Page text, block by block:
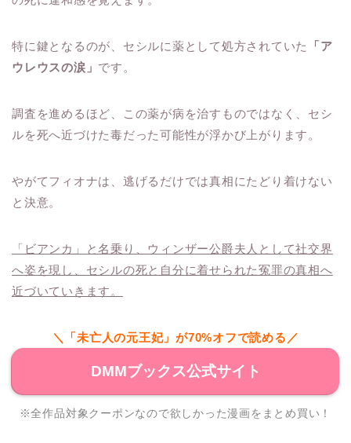
特に鍵となるのが、セシルに薬として処方されていた
「ア
ウレウスの涙」 です。
調査を進めるほど、この薬が病を治すものではなく、セシ
ルを死へ近づけた毒だった可能性が浮かび上がります。
やがてフィオナは、逃げるだけでは真相にたどり着けない
と決意。
「ビアンカ」と名乗り、ウィンザー公爵夫人として社交界
へ姿を現し、セシルの死と自分に着せられた冤罪の真相へ
近づいていきます。
＼「未亡人の元王妃」が70%オフで読める／
DMMブックス公式サイト
※全作品対象クーポンなので欲しかった漫画をまとめ買い！